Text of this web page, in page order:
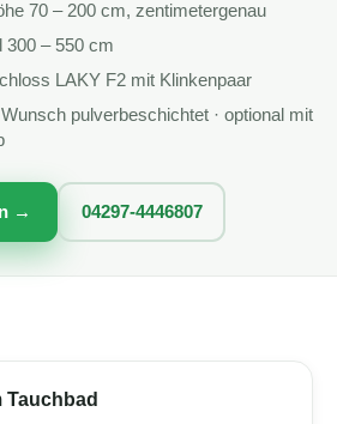
70 – 200 cm, zentimetergenau
300 – 550 cm
LAKY F2 mit Klinkenpaar
pulverbeschichtet · optional mit
→ 04297-4446807
Tauchbad